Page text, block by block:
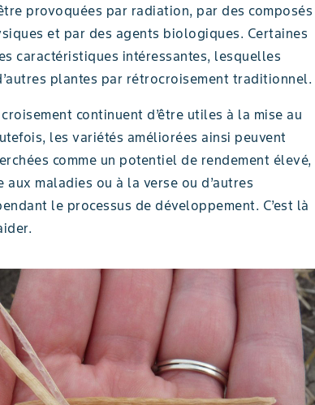
provoquées par radiation, par des composés
et par des agents biologiques. Certaines
caractéristiques intéressantes, lesquelles
plantes par rétrocroisement traditionnel.
continuent d’être utiles à la mise au
les variétés améliorées ainsi peuvent
comme un potentiel de rendement élevé,
maladies ou à la verse ou d’autres
le processus de développement. C’est là